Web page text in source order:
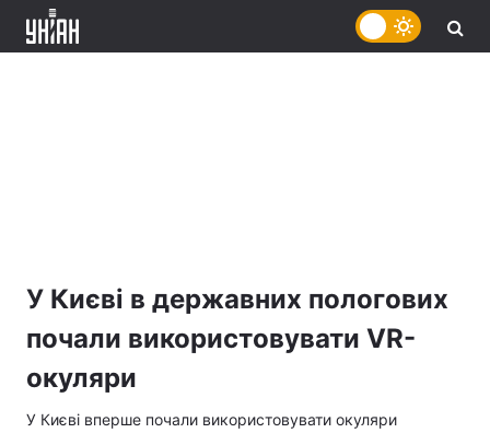
У Києві в державних пологових
почали використовувати VR-
окуляри
У Києві вперше почали використовувати окуляри